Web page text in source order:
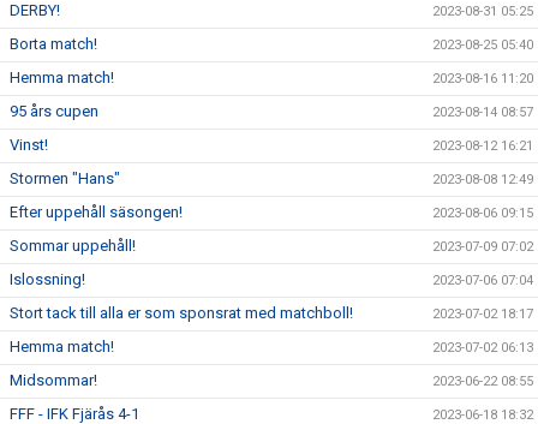
DERBY! 2023-08-31 05:25
Borta match! 2023-08-25 05:40
Hemma match! 2023-08-16 11:20
95 års cupen 2023-08-14 08:57
Vinst! 2023-08-12 16:21
Stormen "Hans" 2023-08-08 12:49
Efter uppehåll säsongen! 2023-08-06 09:15
Sommar uppehåll! 2023-07-09 07:02
Islossning! 2023-07-06 07:04
Stort tack till alla er som sponsrat med matchboll! 2023-07-02 18:17
Hemma match! 2023-07-02 06:13
Midsommar! 2023-06-22 08:55
FFF - IFK Fjärås 4-1 2023-06-18 18:32